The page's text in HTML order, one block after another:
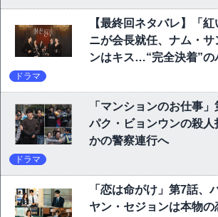
【最終回ネタバレ】「
ニが会長就任、ナム・
ンはキス…“完全決着”の
ドラマ
「マンションのお仕事」
パク・ビョンウンの殺人
かの警察連行へ
ドラマ
「恋は命がけ」第7話、
ヤン・セジョンは本物